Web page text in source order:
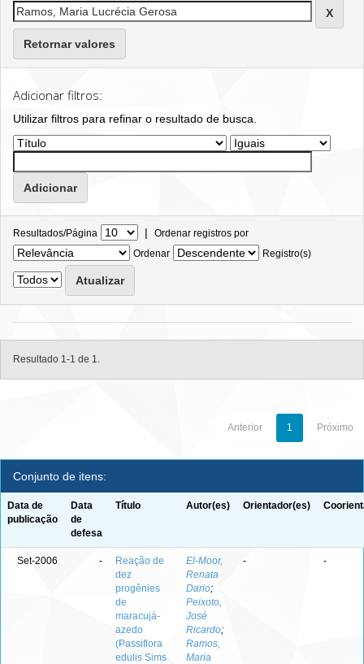
Retornar valores
Adicionar filtros:
Utilizar filtros para refinar o resultado de busca.
Resultados/Página | Ordenar registros por
Ordenar
Registro(s)
Resultado 1-1 de 1.
Anterior 1 Próximo
Conjunto de itens:
Data de
publicação
Data
de
defesa
Título Autor(es) Orientador(es)
Set-2006 -
Reação de
dez
progênies
de
maracujá-
azedo
(Passiflora
edulis Sims
El-Moor,
Renata
Dario;
Peixoto,
José
Ricardo;
Ramos,
Maria
- -